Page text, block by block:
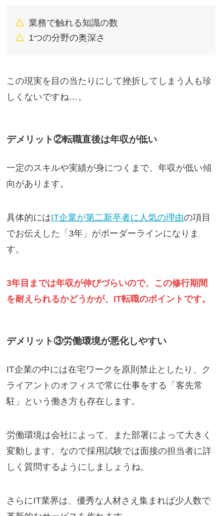
業務で触れる知識の数
1つの分野の奥深さ
この現実を目の当たりにして挫折してしまう人も珍
しくないですね…。
デメリット②転職直後は年収が低い
一定のスキルや実績が身につくまで、年収が低い傾
向があります。
具体的にはIT企業が第二新卒者に人気の理由の項目
でお伝えした「3年」がボーダーラインになりま
す。
3年目までは年収が伸びづらいので、この修行期間
を耐えられるかどうかが、IT転職のポイントです。
デメリット③労働環境が悪化しやすい
IT企業の中には在宅ワークを原則禁止としたり、ク
ライアントのオフィスで常に仕事をする「客先常
駐」という働き方も存在します。
労働環境は会社によって、また部署によって大きく
変動します。なので採用試験では面接の担当者に詳
しく質問するようにしましょうね。
さらにIT業界は、優秀な人材さえ集まれば少人数で